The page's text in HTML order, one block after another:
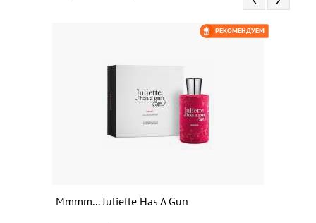
Mmmm... Juliette Has A Gun
РЕКОМЕНДУЕМ